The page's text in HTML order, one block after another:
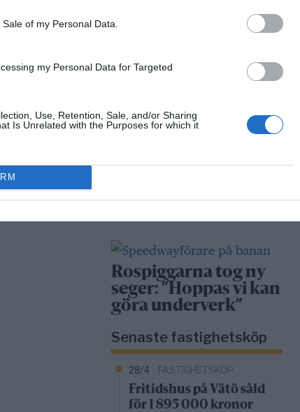
of my Personal Data.
my Personal Data for Targeted
Use, Retention, Sale, and/or Sharing
Is Unrelated with the Purposes for which it
för hemmamatch
mot serieledarna
fotbollsnätverk med
Rospiggarna tog ny
seger: ”Hoppas vi kan
göra underverk”
Senaste fastighetsköp
28/4 FASTIGHETSKÖP
Fritidshus på Vätö såld
för 1 895 000 kronor